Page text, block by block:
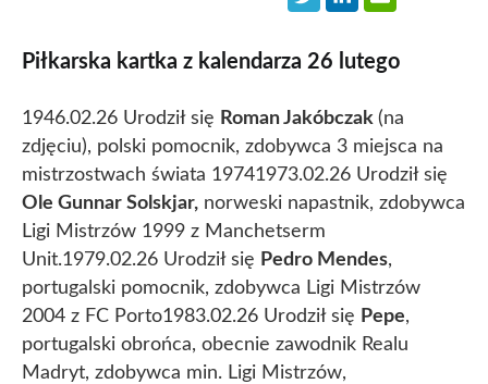
Piłkarska kartka z kalendarza 26 lutego
1946.02.26 Urodził się Roman Jakóbczak (na
zdjęciu), polski pomocnik, zdobywca 3 miejsca na
mistrzostwach świata 19741973.02.26 Urodził się
Ole Gunnar Solskjar, norweski napastnik, zdobywca
Ligi Mistrzów 1999 z Manchetserm
Unit.1979.02.26 Urodził się Pedro Mendes,
portugalski pomocnik, zdobywca Ligi Mistrzów
2004 z FC Porto1983.02.26 Urodził się Pepe,
portugalski obrońca, obecnie zawodnik Realu
Madryt, zdobywca min. Ligi Mistrzów,